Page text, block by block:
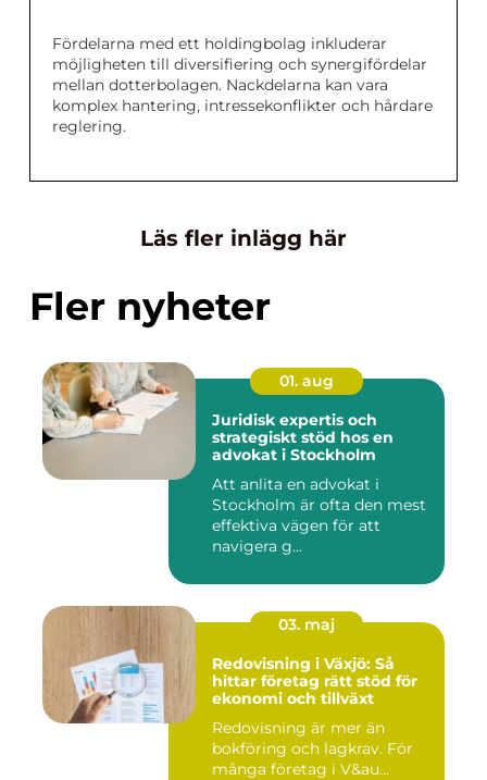
Fördelarna med ett holdingbolag inkluderar
möjligheten till diversifiering och synergifördelar
mellan dotterbolagen. Nackdelarna kan vara
komplex hantering, intressekonflikter och hårdare
reglering.
Läs fler inlägg här
Fler nyheter
01. aug
Juridisk expertis och
strategiskt stöd hos en
advokat i Stockholm
Att anlita en advokat i
Stockholm är ofta den mest
effektiva vägen för att
navigera g...
03. maj
Redovisning i Växjö: Så
hittar företag rätt stöd för
ekonomi och tillväxt
Redovisning är mer än
bokföring och lagkrav. För
många företag i V&au...